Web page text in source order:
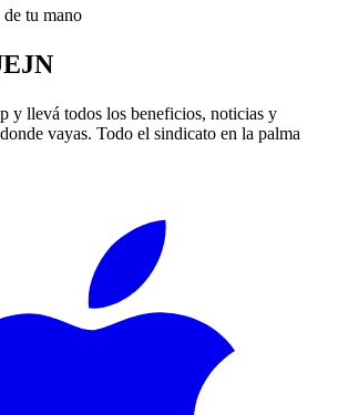
tu mano
y llevá todos los beneficios, noticias y
vayas. Todo el sindicato en la palma